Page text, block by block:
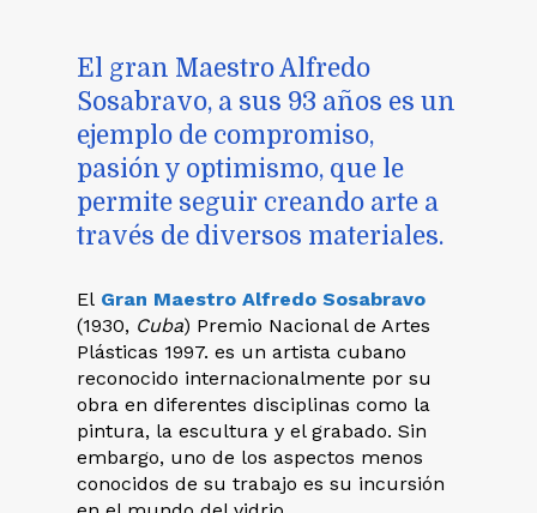
El gran Maestro Alfredo
Sosabravo, a sus 93 años es un
ejemplo de compromiso,
pasión y optimismo, que le
permite seguir creando arte a
través de diversos materiales.
El Gran Maestro Alfredo Sosabravo
(1930, Cuba) Premio Nacional de Artes
Plásticas 1997. es un artista cubano
reconocido internacionalmente por su
obra en diferentes disciplinas como la
pintura, la escultura y el grabado. Sin
embargo, uno de los aspectos menos
conocidos de su trabajo es su incursión